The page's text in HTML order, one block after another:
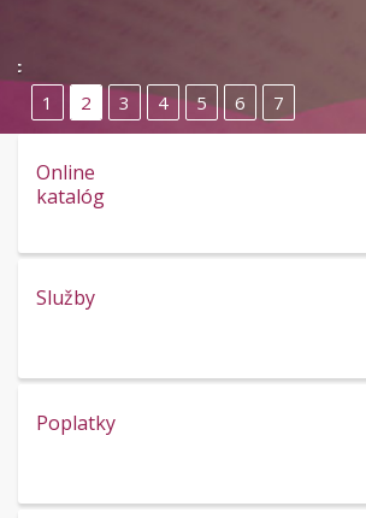
1 2 3 4 5 6 7
Online
katalóg
Služby
Poplatky